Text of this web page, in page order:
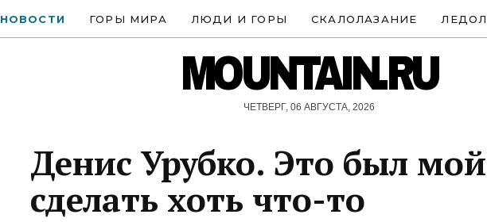
НОВОСТИ ГОРЫ МИРА ЛЮДИ И ГОРЫ СКАЛОЛАЗАНИЕ
MOUNTAIN.RU
ЧЕТВЕРГ, 06 АВГУСТА, 2026
Денис Урубко. Это был
сделать хоть что-то